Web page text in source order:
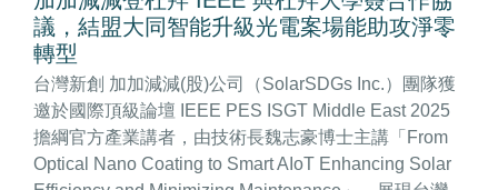
議，結盟大同智能升級光電案場 能助攻淨零
轉型
台灣新創 加加減減(股)公司（SolarSDGs Inc.）團隊獲
邀於國際頂級論壇 IEEE PES ISGT Middle East 2025
擔綱官方產業講者，由技術長魏志豪博士主講「From
Optical Nano Coating to Smart AIoT Enhancing Solar